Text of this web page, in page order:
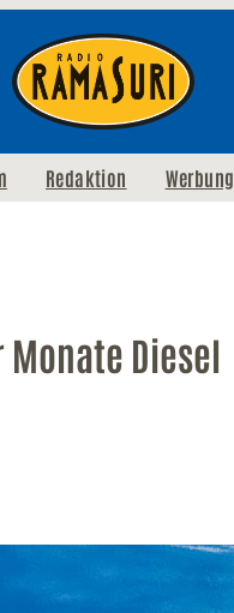
Redaktion Werbung
Diesel